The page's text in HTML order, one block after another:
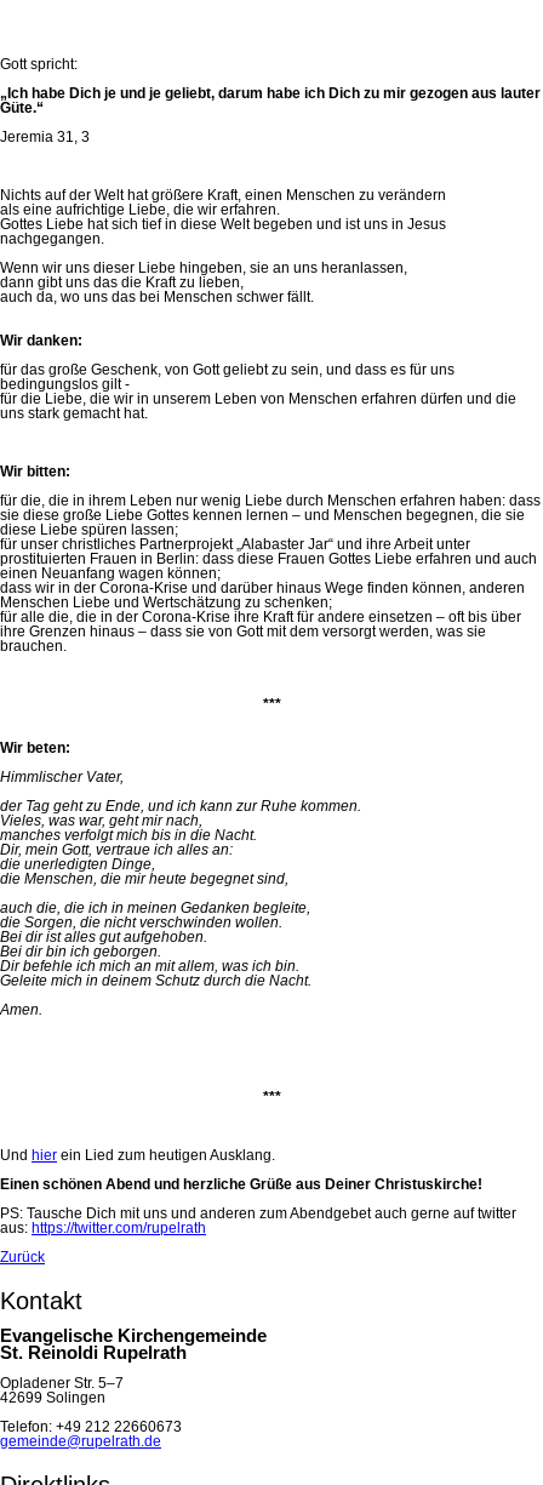
Gott spricht:
„Ich habe Dich je und je geliebt, darum habe ich Dich zu mir gezogen aus lauter
Güte.“
Jeremia 31, 3
Nichts auf der Welt hat größere Kraft, einen Menschen zu verändern
als eine aufrichtige Liebe, die wir erfahren.
Gottes Liebe hat sich tief in diese Welt begeben und ist uns in Jesus
nachgegangen.
Wenn wir uns dieser Liebe hingeben, sie an uns heranlassen,
dann gibt uns das die Kraft zu lieben,
auch da, wo uns das bei Menschen schwer fällt.
Wir danken:
für das große Geschenk, von Gott geliebt zu sein, und dass es für uns
bedingungslos gilt -
für die Liebe, die wir in unserem Leben von Menschen erfahren dürfen und die
uns stark gemacht hat.
Wir bitten:
für die, die in ihrem Leben nur wenig Liebe durch Menschen erfahren haben: dass
sie diese große Liebe Gottes kennen lernen – und Menschen begegnen, die sie
diese Liebe spüren lassen;
für unser christliches Partnerprojekt „Alabaster Jar“ und ihre Arbeit unter
prostituierten Frauen in Berlin: dass diese Frauen Gottes Liebe erfahren und auch
einen Neuanfang wagen können;
dass wir in der Corona-Krise und darüber hinaus Wege finden können, anderen
Menschen Liebe und Wertschätzung zu schenken;
für alle die, die in der Corona-Krise ihre Kraft für andere einsetzen – oft bis über
ihre Grenzen hinaus – dass sie von Gott mit dem versorgt werden, was sie
brauchen.
***
Wir beten:
Himmlischer Vater,
der Tag geht zu Ende, und ich kann zur Ruhe kommen.
Vieles, was war, geht mir nach,
manches verfolgt mich bis in die Nacht.
Dir, mein Gott, vertraue ich alles an:
die unerledigten Dinge,
die Menschen, die mir heute begegnet sind,
auch die, die ich in meinen Gedanken begleite,
die Sorgen, die nicht verschwinden wollen.
Bei dir ist alles gut aufgehoben.
Bei dir bin ich geborgen.
Dir befehle ich mich an mit allem, was ich bin.
Geleite mich in deinem Schutz durch die Nacht.
Amen.
***
Und hier ein Lied zum heutigen Ausklang.
Einen schönen Abend und herzliche Grüße aus Deiner Christuskirche!
PS: Tausche Dich mit uns und anderen zum Abendgebet auch gerne auf twitter
aus: https://twitter.com/rupelrath
Zurück
Kontakt
Evangelische Kirchengemeinde
St. Reinoldi Rupelrath
Opladener Str. 5–7
42699 Solingen
Telefon: +49 212 22660673
gemeinde@rupelrath.de